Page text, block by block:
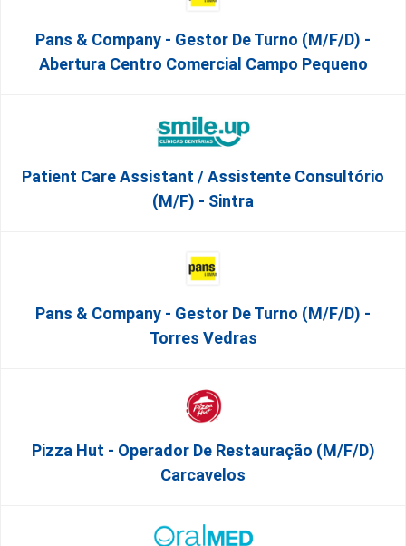
Pans & Company - Gestor De Turno (m/f/d) -
Abertura Centro Comercial Campo Pequeno
Patient Care Assistant / Assistente Consultório
(M/F) - Sintra
Pans & Company - Gestor De Turno (m/f/d) -
Torres Vedras
Pizza Hut - Operador De Restauração (m/f/d)
Carcavelos